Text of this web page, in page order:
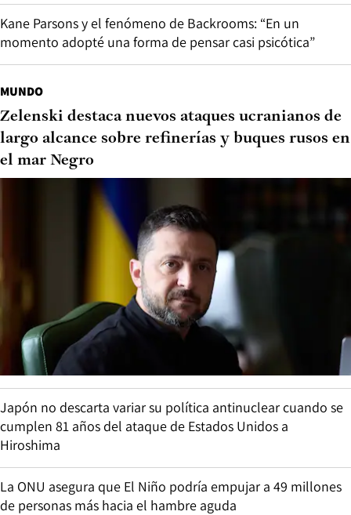
Kane Parsons y el fenómeno de Backrooms: “En un
momento adopté una forma de pensar casi psicótica”
MUNDO
Zelenski destaca nuevos ataques ucranianos de
largo alcance sobre refinerías y buques rusos en
el mar Negro
Japón no descarta variar su política antinuclear cuando se
cumplen 81 años del ataque de Estados Unidos a
Hiroshima
La ONU asegura que El Niño podría empujar a 49 millones
de personas más hacia el hambre aguda